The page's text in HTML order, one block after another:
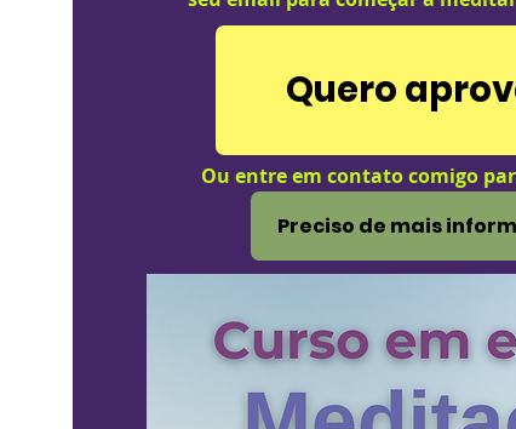
Quero
Ou entre em contato comigo
Preciso de mais